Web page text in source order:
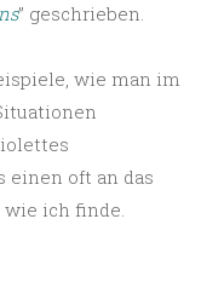
” geschrieben.
wie man im
einen oft an das
ich finde.